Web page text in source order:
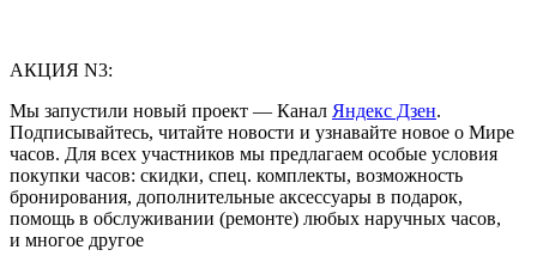
АКЦИЯ N3:
Мы запустили новый проект — Канал Яндекс Дзен.
Подписывайтесь, читайте новости и узнавайте новое о Мире
часов. Для всех участников мы предлагаем особые условия
покупки часов: скидки, спец. комплекты, возможность
бронирования, дополнительные аксессуары в подарок,
помощь в обслуживании (ремонте) любых наручных часов,
и многое другое